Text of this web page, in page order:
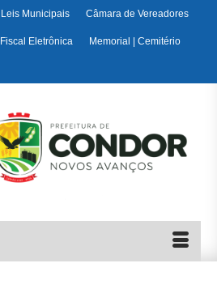
Leis Municipais Câmara de Vereadores
Eletrônica Memorial | Cemitério